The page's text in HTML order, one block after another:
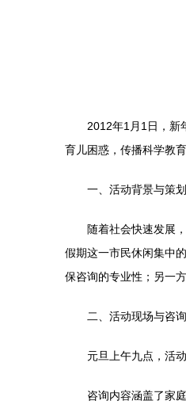
2012年1月1日，新
育儿困惑，传播科学教
一、活动背景与策
随着社会快速发展
假期这一市民休闲集中
保咨询的专业性；另一
二、活动现场与咨
元旦上午九点，活
咨询内容涵盖了家